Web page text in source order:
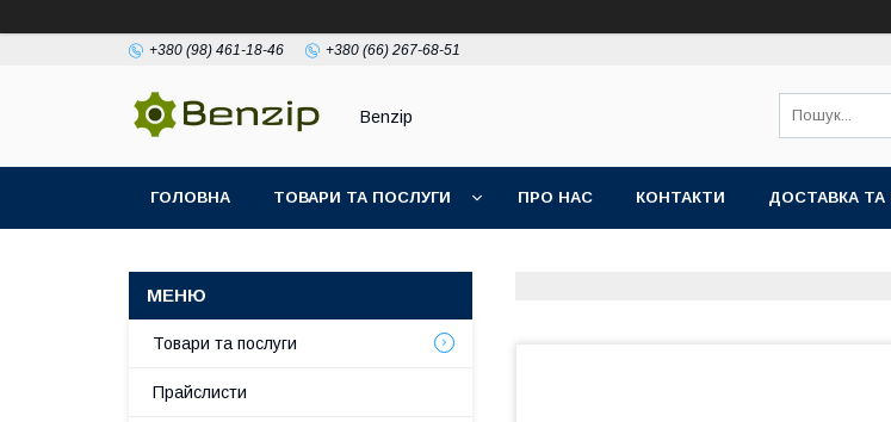
+380 (98) 461-18-46 +380 (66) 267-68-51
Benzip
ГОЛОВНА ТОВАРИ ТА ПОСЛУГИ ПРО НАС КОНТАКТИ ДОСТАВКА ТА
Товари та послуги
Прайслисти